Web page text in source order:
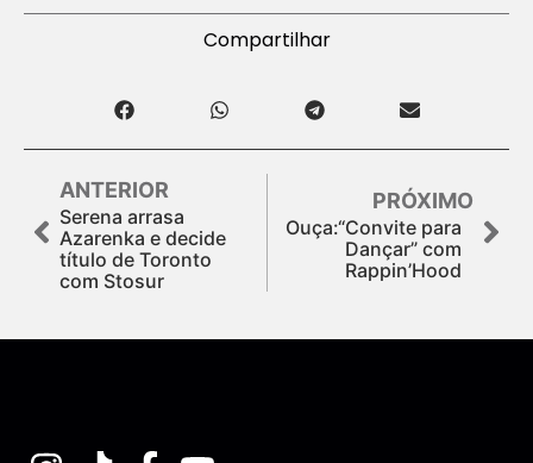
Compartilhar
ANTERIOR
Serena arrasa
Azarenka e decide
título de Toronto
com Stosur
PRÓXIMO
Ouça:“Convite para
Dançar” com
Rappin’Hood